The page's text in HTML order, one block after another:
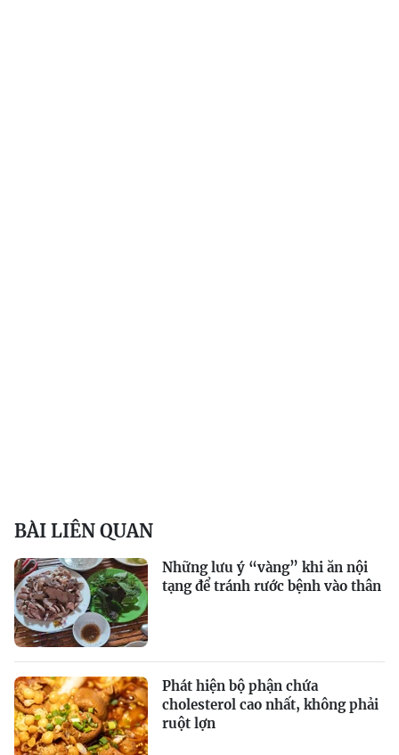
BÀI LIÊN QUAN
Những lưu ý “vàng” khi ăn nội
tạng để tránh rước bệnh vào thân
Phát hiện bộ phận chứa
cholesterol cao nhất, không phải
ruột lợn